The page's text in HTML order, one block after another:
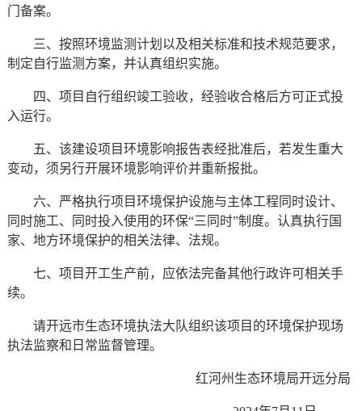
门备案。
三、按照环境监测计划以及相关标准和技术规范要求，
制定自行监测方案，并认真组织实施。
四、项目自行组织竣工验收，经验收合格后方可正式投
入运行。
五、该建设项目环境影响报告表经批准后，若发生重大
变动，须另行开展环境影响评价并重新报批。
六、严格执行项目环境保护设施与主体工程同时设计、
同时施工、同时投入使用的环保“三同时”制度。认真执行国
家、地方环境保护的相关法律、法规。
七、项目开工生产前，应依法完备其他行政许可相关手
续。
请开远市生态环境执法大队组织该项目的环境保护现场
执法监察和日常监督管理。
红河州生态环境局开远分局